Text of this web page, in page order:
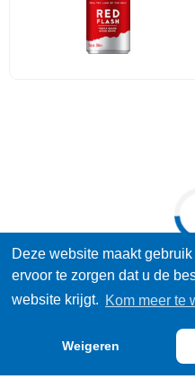
Deze website maakt
ervoor te zorgen dat u de
website krijgt. Kom meer te
Weigeren